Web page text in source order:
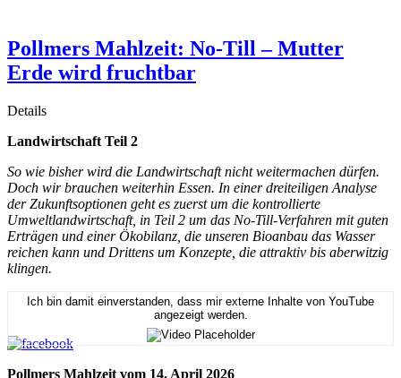
Pollmers Mahlzeit: No-Till – Mutter
Erde wird fruchtbar
Details
Landwirtschaft Teil 2
So wie bisher wird die Landwirtschaft nicht weitermachen dürfen.
Doch wir brauchen weiterhin Essen. In einer dreiteiligen Analyse
der Zukunftsoptionen geht es zuerst um die kontrollierte
Umweltlandwirtschaft, in Teil 2 um das No-Till-Verfahren mit guten
Erträgen und einer Ökobilanz, die unseren Bioanbau das Wasser
reichen kann und Drittens um Konzepte, die attraktiv bis aberwitzig
klingen.
Ich bin damit einverstanden, dass mir externe Inhalte von YouTube
angezeigt werden.
Pollmers Mahlzeit vom 14. April 2026